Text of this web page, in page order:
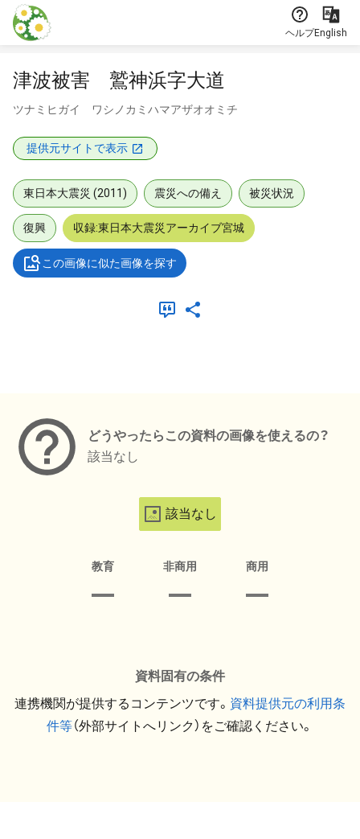
本文に飛ぶ
ヘルプEnglish
津波被害 鷲神浜字大道
ツナミヒガイ ワシノカミハマアザオオミチ
提供元サイトで表示
東日本大震災 (2011) 震災への備え 被災状況
復興 収録:東日本大震災アーカイブ宮城
この画像に似た画像を探す
どうやったらこの資料の画像を使えるの？
該当なし
該当なし
教育 非商用 商用
資料固有の条件
連携機関が提供するコンテンツです。 資料提供元の利用条
件等（外部サイトへリンク）をご確認ください。